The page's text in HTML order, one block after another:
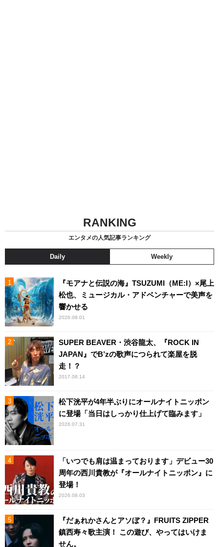
RANKING
エンタメの人気記事ランキング
Daily Weekly
『モアナと伝説の海』TSUZUMI（ME:I）×尾上
松也、ミュージカル・アドベンチャーで美声を
響かせる
2026.08.01
SUPER BEAVER・渋谷龍太、『ROCK IN
JAPAN』でB’zの歌声につられて楽屋を脱
走！？
2017.08.14
松下洸平が4年半ぶりにオールナイトニッポン
に登場「当日はしっかり仕上げて臨みます」
2026.07.31
「いつでも肩は温まっております」デビュー30
周年の西川貴教が『オールナイトニッポン』に
登場！
2026.08.03
『だぁれかさんとアソぼ？』FRUITS ZIPPER
鎮西寿々歌主演！ この遊び、やってはいけま
せん。